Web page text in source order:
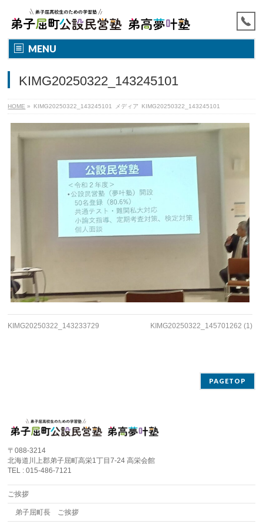
MENU
KIMG20250322_143245101
HOME » KIMG20250322_143245101 メディア KIMG20250322_143245101
KIMG20250322_143233729 KIMG20250322_145701262 (1)
PAGETOP
〒088-3214
北海道川上郡弟子屈町高栄1丁目7-24 高栄会館
TEL : 015-486-7121
ご挨拶
弟子屈町長 ご挨拶